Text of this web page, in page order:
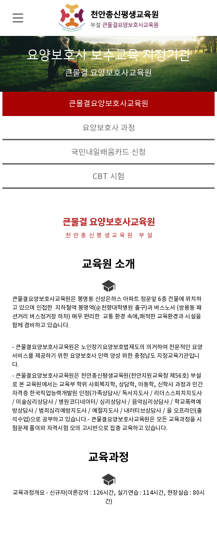
요양보호사 보수교육 지정기관
큰물결 요양보호사교육원
큰물결요양보호사교육원
요양보호사 과정
국민내일배움카드 신청
CBT 시험
큰물결 요양보호사교육원
천안총신평생교육원 부설
교육원 소개
큰물결요양보호사교육원은 봉명동 신성은하스 아파트 정문앞 6층 건물에 위치하
고 있으며 인접한 지하철역 봉명역(순천향대학병원 출구)과 버스노서 (쌍용동 패
션거리 버스정거장 하차) 매우 편리한 교통 환경 속에,쾌적한 교육환경과 시설을
함께 겸비하고 있습니다.
- 큰물결요양보호사교육원은 노인장기요양보호법제도의 의거하여 전문적인 요양
서비스를 제공하기 위한 요양보호사 인력 양성 위한 충청남도 지정교육기관입니
다.
- 큰물결요양보호사교육원은 천안총신평생교육원(천안지원교육청 제56호) 부설
로 본 교육원에서는 교육부 학위 사회복지학, 상담학, 아동학, 신학사 과정과 민간
자격증 한국직업능력개발원 인정(가족상담사/ 독서지도사 / 리더스스피치지도사
/ 미술심리상담사 / 병원코디네이터/ 심리상담사 / 음악심리상담사 / 학교폭력예
방상담사 / 범죄심리예방지도사 / 예절지도사 / 내러티브상담사 / 을 오프라인(출
석수업)으로 공부하고 있습니다.- 큰물결요양보호사교육원은 모든 교육과정을 시
험문제 풀이와 자격시험 모의 고시반으로 집중 교육하고 있습니다.
교육과정
교육과정개요 - 신규자(이론강의 : 126시간, 실기연습 : 114시간, 현장실습 : 80시
간)